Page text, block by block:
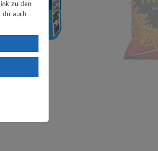
zu den
auch
DSGVO
mit
das